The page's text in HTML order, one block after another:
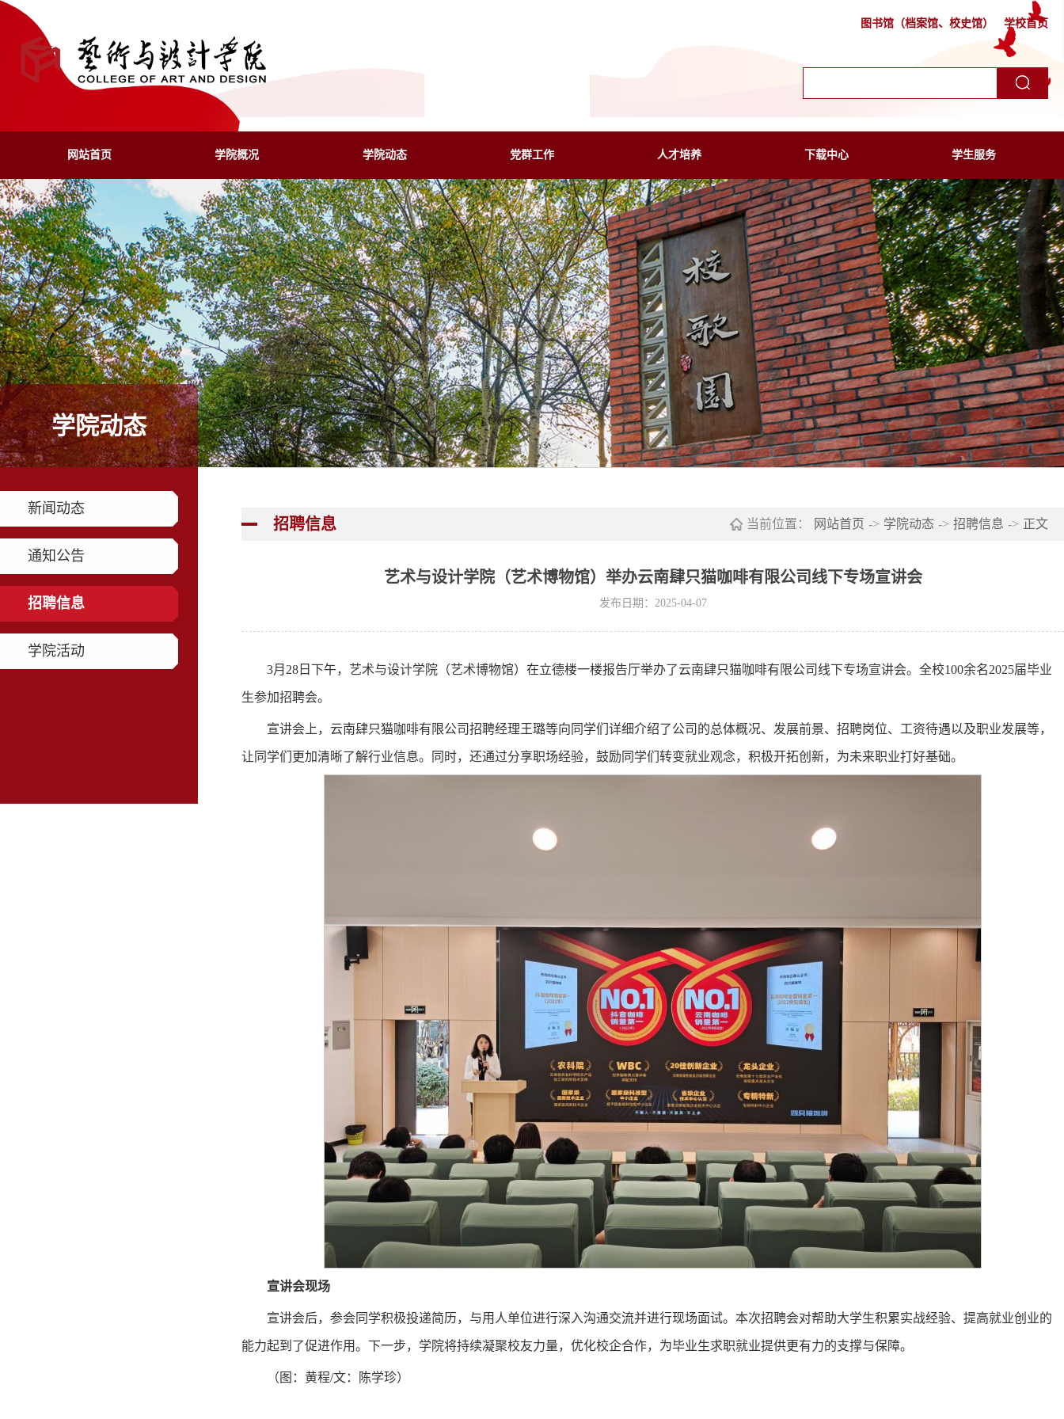
学校首页
图书馆（档案馆、校史馆）
网站首页 学院概况 学院动态 党群工作 人才培养 下载中心 学生服务
学院动态
新闻动态
通知公告
招聘信息
学院活动
招聘信息 当前位置： 网站首页 -> 学院动态 -> 招聘信息 -> 正文
艺术与设计学院（艺术博物馆）举办云南肆只猫咖啡有限公司线下专场宣讲会
发布日期：2025-04-07
3月28日下午，艺术与设计学院（艺术博物馆）在立德楼一楼报告厅举办了云南肆只猫咖啡有限公司线下专场宣讲会。全校100余名2025届毕业
生参加招聘会。
宣讲会上，云南肆只猫咖啡有限公司招聘经理王璐等向同学们详细介绍了公司的总体概况、发展前景、招聘岗位、工资待遇以及职业发展等，
让同学们更加清晰了解行业信息。同时，还通过分享职场经验，鼓励同学们转变就业观念，积极开拓创新，为未来职业打好基础。
宣讲会现场
宣讲会后，参会同学积极投递简历，与用人单位进行深入沟通交流并进行现场面试。本次招聘会对帮助大学生积累实战经验、提高就业创业的
能力起到了促进作用。下一步，学院将持续凝聚校友力量，优化校企合作，为毕业生求职就业提供更有力的支撑与保障。
（图：黄程/文：陈学珍）